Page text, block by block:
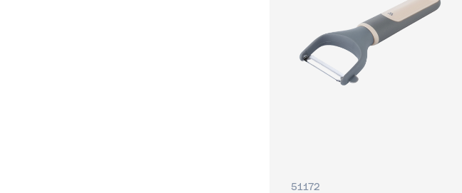
51172